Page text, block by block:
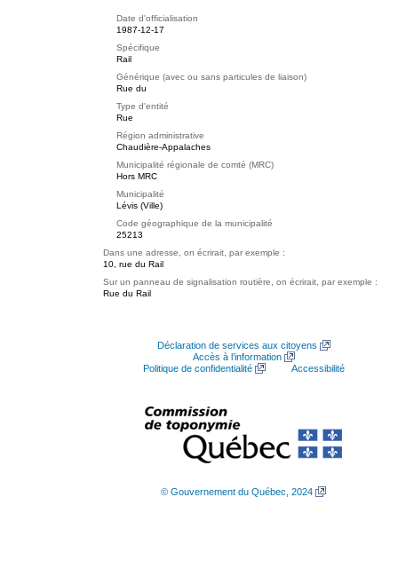
Date d'officialisation
1987-12-17
Spécifique
Rail
Générique (avec ou sans particules de liaison)
Rue du
Type d'entité
Rue
Région administrative
Chaudière-Appalaches
Municipalité régionale de comté (MRC)
Hors MRC
Municipalité
Lévis (Ville)
Code géographique de la municipalité
25213
Dans une adresse, on écrirait, par exemple :
10, rue du Rail
Sur un panneau de signalisation routière, on écrirait, par exemple :
Rue du Rail
Déclaration de services aux citoyens
Accès à l’information
Politique de confidentialité
Accessibilité
© Gouvernement du Québec, 2024